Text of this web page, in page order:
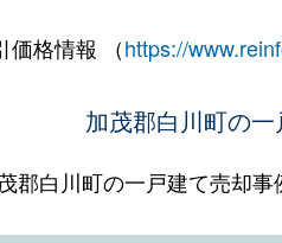
価格情報 （https://
加茂郡白川町の一
白川町の一戸建て売却事